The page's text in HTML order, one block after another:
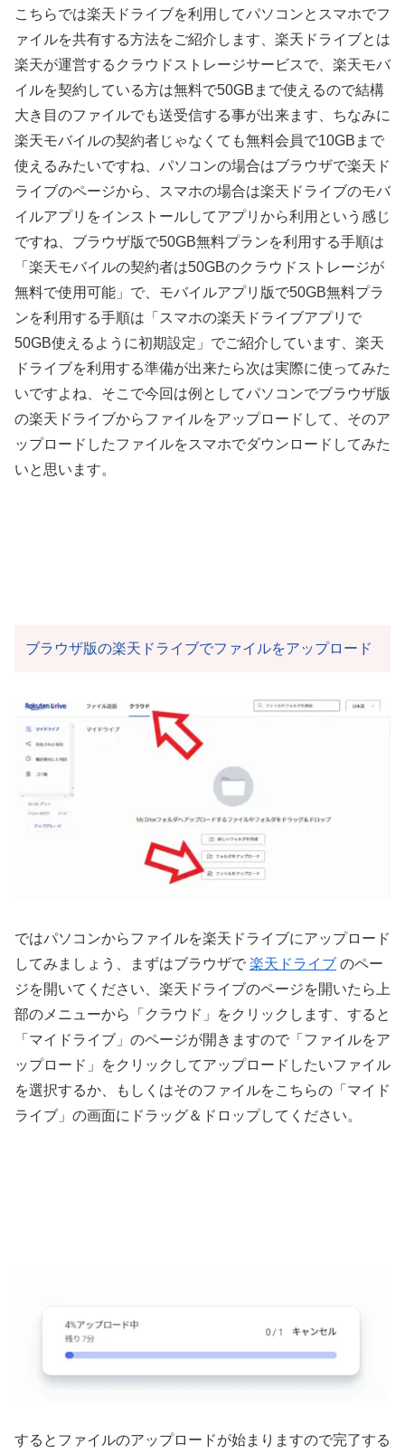
こちらでは楽天ドライブを利用してパソコンとスマホでフ
ァイルを共有する方法をご紹介します、楽天ドライブとは
楽天が運営するクラウドストレージサービスで、楽天モバ
イルを契約している方は無料で50GBまで使えるので結構
大き目のファイルでも送受信する事が出来ます、ちなみに
楽天モバイルの契約者じゃなくても無料会員で10GBまで
使えるみたいですね、パソコンの場合はブラウザで楽天ド
ライブのページから、スマホの場合は楽天ドライブのモバ
イルアプリをインストールしてアプリから利用という感じ
ですね、ブラウザ版で50GB無料プランを利用する手順は
「楽天モバイルの契約者は50GBのクラウドストレージが
無料で使用可能」で、モバイルアプリ版で50GB無料プラ
ンを利用する手順は「スマホの楽天ドライブアプリで
50GB使えるように初期設定」でご紹介しています、楽天
ドライブを利用する準備が出来たら次は実際に使ってみた
いですよね、そこで今回は例としてパソコンでブラウザ版
の楽天ドライブからファイルをアップロードして、そのア
ップロードしたファイルをスマホでダウンロードしてみた
いと思います。
ブラウザ版の楽天ドライブでファイルをアップロード
ではパソコンからファイルを楽天ドライブにアップロード
してみましょう、まずはブラウザで 楽天ドライブ のペー
ジを開いてください、楽天ドライブのページを開いたら上
部のメニューから「クラウド」をクリックします、すると
「マイドライブ」のページが開きますので「ファイルをア
ップロード」をクリックしてアップロードしたいファイル
を選択するか、もしくはそのファイルをこちらの「マイド
ライブ」の画面にドラッグ＆ドロップしてください。
するとファイルのアップロードが始まりますので完了する